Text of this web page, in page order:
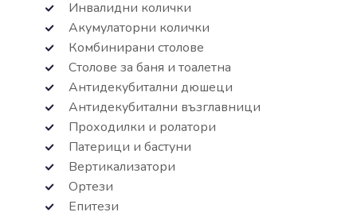
Инвалидни колички
Акумулаторни колички
Комбинирани столове
Столове за баня и тоалетна
Антидекубитални дюшеци
Антидекубитални възглавници
Проходилки и ролатори
Патерици и бастуни
Вертикализатори
Ортези
Епитези